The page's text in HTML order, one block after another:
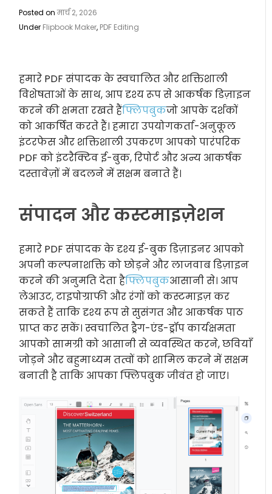
Posted onमार्च 2, 2026
Under Flipbook Maker, PDF Editing
हमारे PDF संपादक के स्वचालित और शक्तिशाली
विशेषताओं के साथ, आप दृश्य रूप से आकर्षक डिज़ाइन
करने की क्षमता रखते हैंफ्लिपबुकजो आपके दर्शकों
को आकर्षित करते हैं। हमारा उपयोगकर्ता-अनुकूल
इंटरफेस और शक्तिशाली उपकरण आपको पारंपरिक
PDF को इंटरैक्टिव ई-बुक, रिपोर्ट और अन्य आकर्षक
दस्तावेज़ों में बदलने में सक्षम बनाते हैं।
संपादन और कस्टमाइज़ेशन
हमारे PDF संपादक के दृश्य ई-बुक डिज़ाइनर आपको
अपनी कल्पनाशक्ति को छोड़ने और लाजवाब डिज़ाइन
करने की अनुमति देता हैफ्लिपबुकआसानी से। आप
लेआउट, टाइपोग्राफी और रंगों को कस्टमाइज़ कर
सकते हैं ताकि दृश्य रूप से सुसंगत और आकर्षक पाठ
प्राप्त कर सकें। स्वचालित ड्रैग-एंड-ड्रॉप कार्यक्षमता
आपको सामग्री को आसानी से व्यवस्थित करने, छवियाँ
जोड़ने और बहुमाध्यम तत्वों को शामिल करने में सक्षम
बनाती है ताकि आपका फ्लिपबुक जीवंत हो जाए।